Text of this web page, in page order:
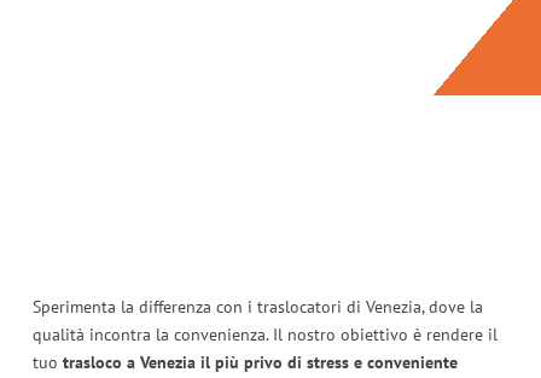
Sperimenta la differenza con i traslocatori di Venezia, dove la
qualità incontra la convenienza. Il nostro obiettivo è rendere il
tuo trasloco a Venezia il più privo di stress e conveniente